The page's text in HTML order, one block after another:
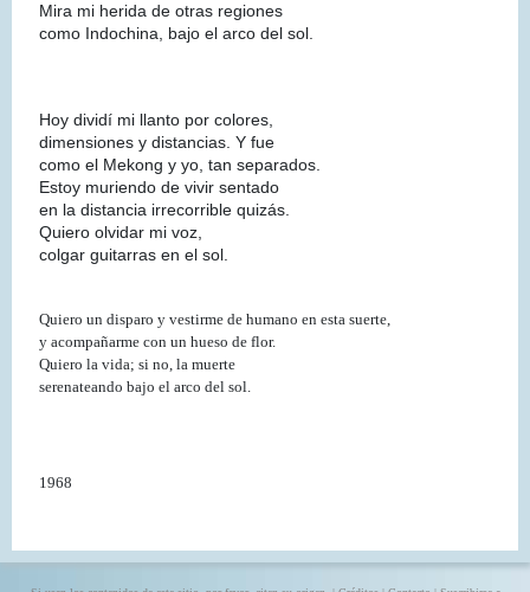
Mira mi herida de otras regiones
como Indochina, bajo el arco del sol.
Hoy dividí mi llanto por colores,
dimensiones y distancias. Y fue
como el Mekong y yo, tan separados.
Estoy muriendo de vivir sentado
en la distancia irrecorrible quizás.
Quiero olvidar mi voz,
colgar guitarras en el sol.
Quiero un disparo y vestirme de humano en esta suerte,
y acompañarme con un hueso de flor.
Quiero la vida; si no, la muerte
serenateando bajo el arco del sol.
1968